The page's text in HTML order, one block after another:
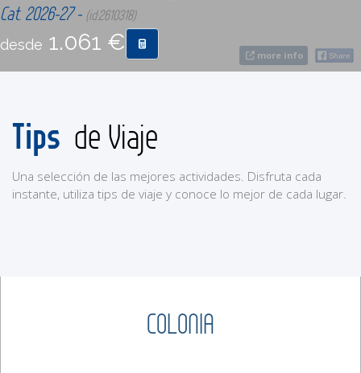
more info
Cat. 2026-27 - (id:2610318)
desde 1.061 €
Tips de Viaje
Una selección de las mejores actividades. Disfruta cada
instante, utiliza tips de viaje y conoce lo mejor de cada lugar.
COLONIA